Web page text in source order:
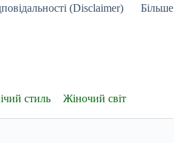
(Disclaimer) Більше
стиль Жіночий світ